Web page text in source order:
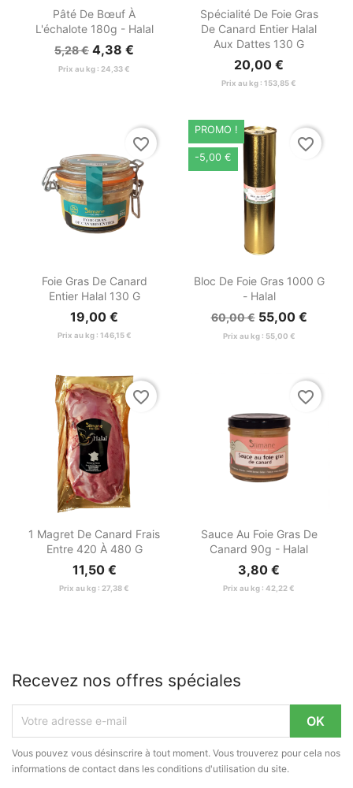
Aperçu rapide
Pâté De Bœuf À
L'échalote 180g - Halal
5,28 € 4,38 €
Prix au kg : 24,33 €
Aperçu rapide
Spécialité De Foie Gras
De Canard Entier Halal
Aux Dattes 130 G
20,00 €
Prix au kg : 153,85 €
Aperçu rapide
Foie Gras De Canard
Entier Halal 130 G
19,00 €
Prix au kg : 146,15 €
favorite_border
Aperçu rapide
Bloc De Foie Gras 1000 G
- Halal
60,00 € 55,00 €
Prix au kg : 55,00 €
PROMO !
-5,00 €
favorite_border
Aperçu rapide
1 Magret De Canard Frais
Entre 420 À 480 G
11,50 €
Prix au kg : 27,38 €
favorite_border
Aperçu rapide
Sauce Au Foie Gras De
Canard 90g - Halal
3,80 €
Prix au kg : 42,22 €
favorite_border
Recevez nos offres spéciales
Vous pouvez vous désinscrire à tout moment. Vous trouverez pour cela nos
informations de contact dans les conditions d'utilisation du site.